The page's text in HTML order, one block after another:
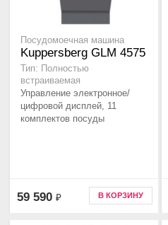
Посудомоечная машина
Kuppersberg GLM 4575
Тип: Полностью
встраиваемая
Управление электронное/
цифровой дисплей, 11
комплектов посуды
59 590 ₽ В КОРЗИНУ